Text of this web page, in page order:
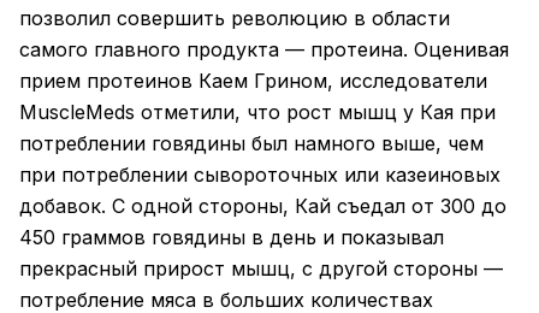
позволил совершить революцию в области
самого главного продукта — протеина. Оценивая
прием протеинов Каем Грином, исследователи
MuscleMeds отметили, что рост мышц у Кая при
потреблении говядины был намного выше, чем
при потреблении сывороточных или казеиновых
добавок. С одной стороны, Кай съедал от 300 до
450 граммов говядины в день и показывал
прекрасный прирост мышц, с другой стороны —
потребление мяса в больших количествах